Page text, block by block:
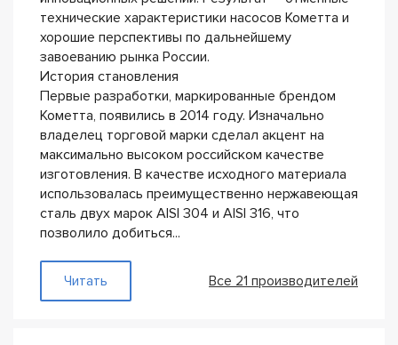
технические характеристики насосов Кометта и
хорошие перспективы по дальнейшему
завоеванию рынка России.
История становления
Первые разработки, маркированные брендом
Кометта, появились в 2014 году. Изначально
владелец торговой марки сделал акцент на
максимально высоком российском качестве
изготовления. В качестве исходного материала
использовалась преимущественно нержавеющая
сталь двух марок AISI 304 и AISI 316, что
позволило добиться...
Читать Все 21 производителей